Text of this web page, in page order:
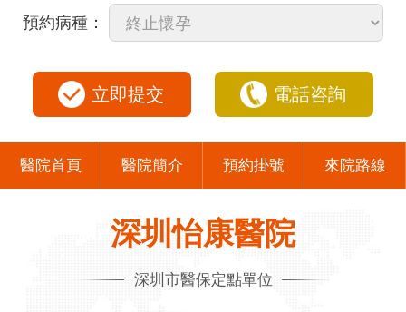
預約病種：
立即提交 電話咨詢
醫院首頁 醫院簡介 預約掛號 來院路線
深圳怡康醫院
深圳市醫保定點單位